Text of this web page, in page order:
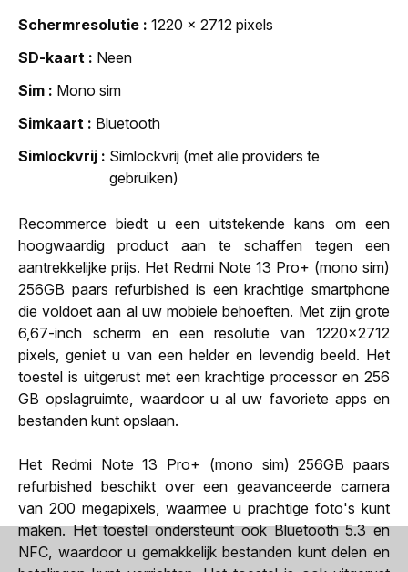
Schermresolutie
1220 x 2712 pixels
SD-kaart
Neen
Sim
Mono sim
Simkaart
Bluetooth
Simlockvrij
Simlockvrij (met alle providers te
gebruiken)
Recommerce biedt u een uitstekende kans om een
hoogwaardig product aan te schaffen tegen een
aantrekkelijke prijs. Het Redmi Note 13 Pro+ (mono sim)
256GB paars refurbished is een krachtige smartphone
die voldoet aan al uw mobiele behoeften. Met zijn grote
6,67-inch scherm en een resolutie van 1220x2712
pixels, geniet u van een helder en levendig beeld. Het
toestel is uitgerust met een krachtige processor en 256
GB opslagruimte, waardoor u al uw favoriete apps en
bestanden kunt opslaan.
Het Redmi Note 13 Pro+ (mono sim) 256GB paars
refurbished beschikt over een geavanceerde camera
van 200 megapixels, waarmee u prachtige foto's kunt
maken. Het toestel ondersteunt ook Bluetooth 5.3 en
NFC, waardoor u gemakkelijk bestanden kunt delen en